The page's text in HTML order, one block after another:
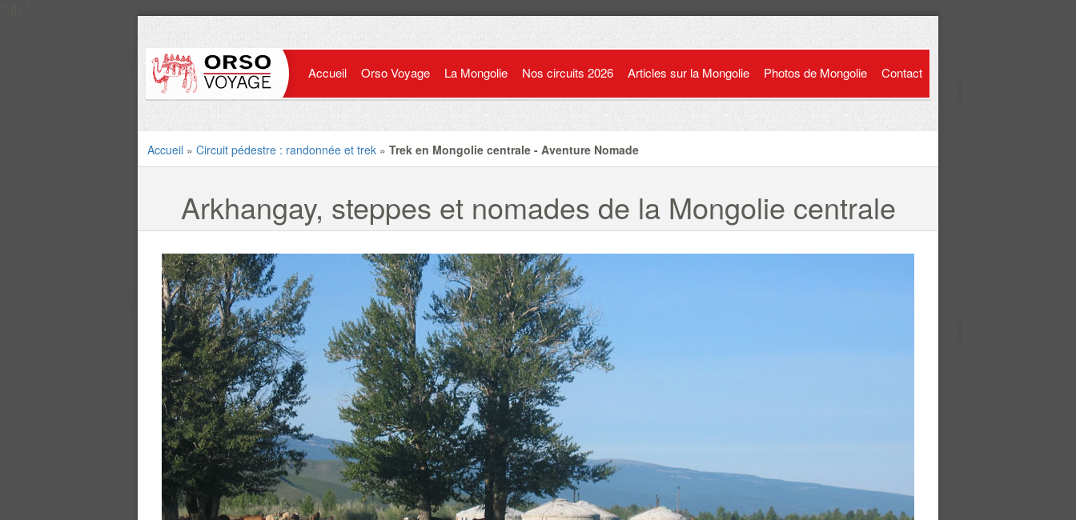
Accueil Orso Voyage La Mongolie Nos circuits 2026 Articles sur la Mongolie Photos de Mongolie Contact
Accueil » Circuit pédestre : randonnée et trek » Trek en Mongolie centrale - Aventure Nomade
Arkhangay, steppes et nomades de la Mongolie centrale